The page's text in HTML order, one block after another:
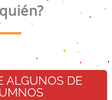
ALGUNOS DE